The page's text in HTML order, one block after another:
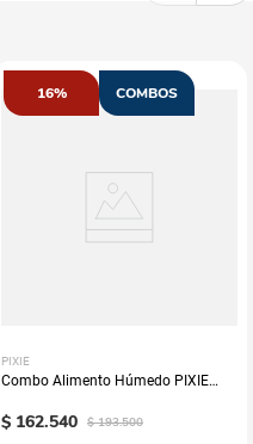
COMBOS
16%
PIXIE
Combo Alimento Húmedo PIXIE
$ 162.540 $ 193.500